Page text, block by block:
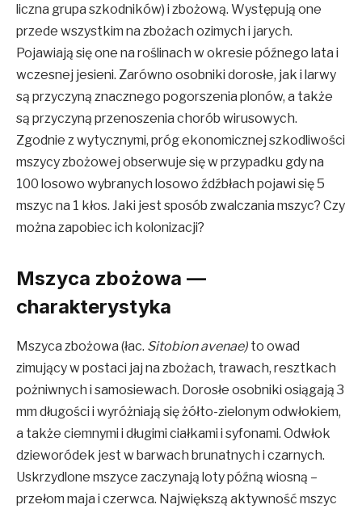
liczna grupa szkodników) i zbożową. Występują one
przede wszystkim na zbożach ozimych i jarych.
Pojawiają się one na roślinach w okresie późnego lata i
wczesnej jesieni. Zarówno osobniki dorosłe, jak i larwy
są przyczyną znacznego pogorszenia plonów, a także
są przyczyną przenoszenia chorób wirusowych.
Zgodnie z wytycznymi, próg ekonomicznej szkodliwości
mszycy zbożowej obserwuje się w przypadku gdy na
100 losowo wybranych losowo źdźbłach pojawi się 5
mszyc na 1 kłos. Jaki jest sposób zwalczania mszyc? Czy
można zapobiec ich kolonizacji?
Mszyca zbożowa —
charakterystyka
Mszyca zbożowa (łac. Sitobion avenae) to owad
zimujący w postaci jaj na zbożach, trawach, resztkach
pożniwnych i samosiewach. Dorosłe osobniki osiągają 3
mm długości i wyróżniają się żółto-zielonym odwłokiem,
a także ciemnymi i długimi ciałkami i syfonami. Odwłok
dzieworódek jest w barwach brunatnych i czarnych.
Uskrzydlone mszyce zaczynają loty późną wiosną –
przełom maja i czerwca. Największą aktywność mszyc